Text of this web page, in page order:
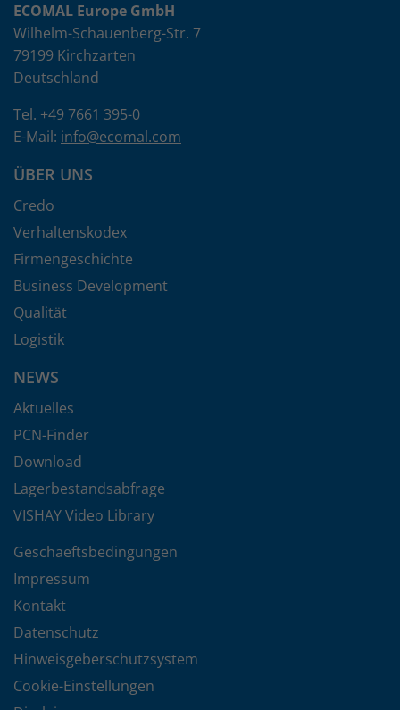
ECOMAL Europe GmbH
Wilhelm-Schauenberg-Str. 7
79199 Kirchzarten
Deutschland
Tel. +49 7661 395-0
E-Mail: info@ecomal.com
ÜBER UNS
Credo
Verhaltenskodex
Firmengeschichte
Business Development
Qualität
Logistik
NEWS
Aktuelles
PCN-Finder
Download
Lagerbestandsabfrage
VISHAY Video Library
Geschaeftsbedingungen
Impressum
Kontakt
Datenschutz
Hinweisgeberschutzsystem
Cookie-Einstellungen